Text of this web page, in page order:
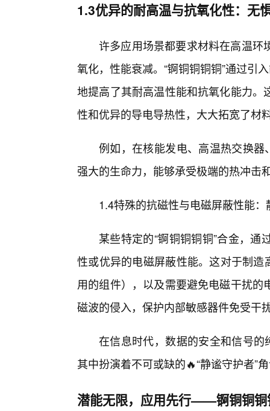
1.3优异的耐高温与抗氧化性：无
许多应用场景都要求材料在高温环
氧化，性能衰减。“锕铜铜铜铜”通过引
地提高了其耐高温性能和抗氧化能力
性和优异的导电导热性，大大拓宽了材
例如，在核能发电、高温热交换器
强大的生命力，能够承受极端的热冲击
1.4特殊的抗磁性与电磁屏蔽性能
某些特定的“锕铜铜铜铜”合金，
性或优异的电磁屏蔽性能。这对于制
用的组件），以及需要避免电磁干扰
磁波的侵入，保护内部敏感器件免受干
在信息时代，数据的安全和信号的
其中扮演着不可或缺的🔥“静谧守护者”
潜能无限，应用先行——锕铜铜铜